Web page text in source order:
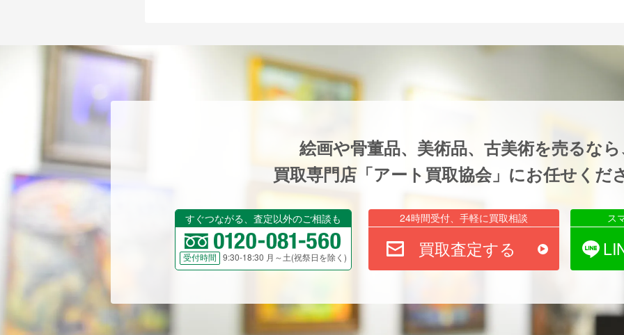
絵画や骨董品、美術品、古美術を売るな
買取専門店「アート買取協会」にお任せくだ
すぐつながる、査定以外のご相談も
受付時間 9:30-18:30 月～土(祝祭日を除く)
24時間受付、手軽に買取相談
買取査定する
ス